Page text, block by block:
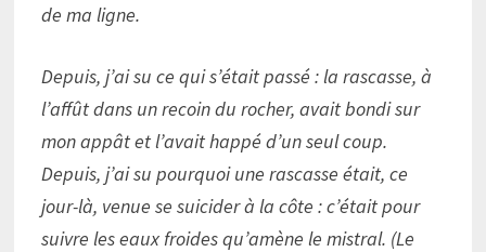
de ma ligne.
Depuis, j’ai su ce qui s’était passé : la rascasse, à
l’affût dans un recoin du rocher, avait bondi sur
mon appât et l’avait happé d’un seul coup.
Depuis, j’ai su pourquoi une rascasse était, ce
jour-là, venue se suicider à la côte : c’était pour
suivre les eaux froides qu’amène le mistral. (Le